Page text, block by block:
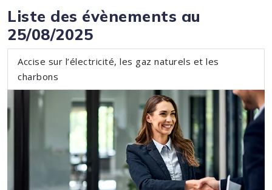
Liste des évènements au
25/08/2025
Accise sur l’électricité, les gaz naturels et les
charbons